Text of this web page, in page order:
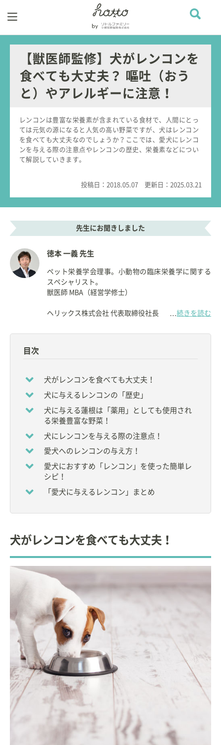
【獣医師監修】犬がレンコンを
食べても大丈夫？ 嘔吐（おう
と）やアレルギーに注意！
レンコンは豊富な栄養素が含まれている食材で、人間にとっ
ては元気の源になると人気の高い野菜ですが、犬はレンコン
を食べても大丈夫なのでしょうか？ここでは、愛犬にレンコ
ンを与える際の注意点やレンコンの歴史、栄養素などについ
て解説していきます。
投稿日：2018.05.07 更新日：2025.03.21
先生にお聞きしました
徳本 一義 先生
ペット栄養学会理事。小動物の臨床栄養学に関する
スペシャリスト。
獣医師 MBA（経営学修士）
ヘリックス株式会社 代表取締役社長
【資格】
◆ペット栄養学会
理事
◆
一般社団法人ペットフード協会
行委員会 委員長
◆日本獣医生命科学大学非常勤講師
◆帝京科学大学非常勤講師
大学卒業後、小動物臨床に従事。
その後、ペットフードメーカーに入社し、小動物臨
床栄養学に関する研究、情報発信を中心とした活動
を行う。
現在は、獣医療・教育関連のコンサルタントとして
…続きを読む
目次
犬がレンコンを食べても大丈夫！
犬に与えるレンコンの「歴史」
犬に与える蓮根は「薬用」としても使用され
る栄養豊富な野菜！
犬にレンコンを与える際の注意点！
愛犬へのレンコンの与え方！
愛犬におすすめ「レンコン」を使った簡単レ
シピ！
「愛犬に与えるレンコン」まとめ
犬がレンコンを食べても大丈夫！